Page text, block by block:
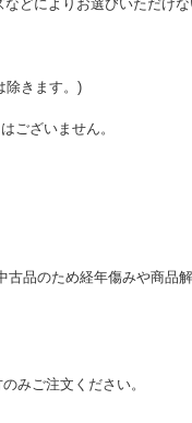
どによりお選びいただけ
除きます。)
ございません。
品のため経年傷みや商品
みご注文ください。